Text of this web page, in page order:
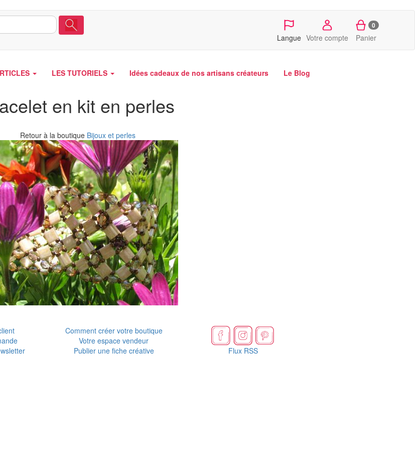
Langue Votre compte
0
Panier
LES TUTORIELS Idées cadeaux de nos artisans créateurs Le Blog
en kit en perles
Retour à la boutique Bijoux et perles
Comment créer votre boutique
Votre espace vendeur
Publier une fiche créative
Flux RSS